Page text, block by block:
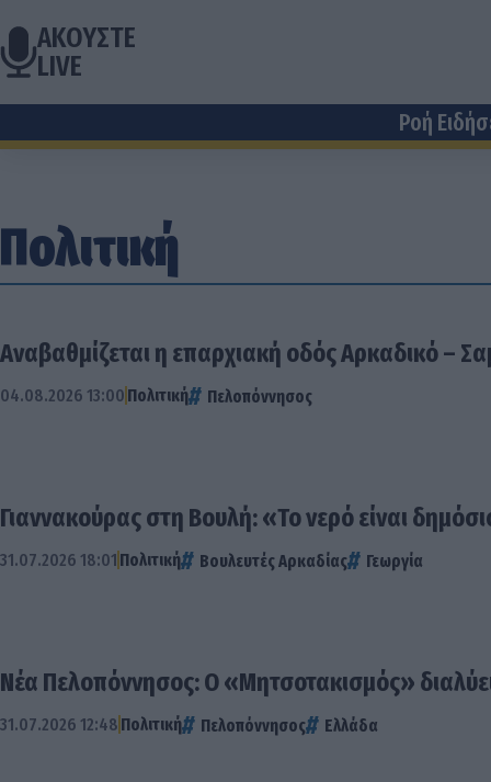
ΑΚΟΥΣΤΕ
LIVE
Ροή
Πολιτική
Αναβαθμίζεται η επαρχιακή οδός Αρκαδικό –
04.08.2026 13:00 Πολιτική Πελοπόννησος
Γιαννακούρας στη Βουλή: «Το νερό είναι
31.07.2026 18:01 Πολιτική Βουλευτές Αρκαδίας Γεωργία
Νέα Πελοπόννησος: Ο «Μητσοτακισμός»
31.07.2026 12:48 Πολιτική Πελοπόννησος Ελλάδα